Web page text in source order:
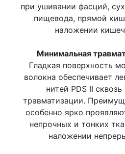
при ушивании фасций,
пищевода, прямой
наложении
Минимальная
Гладкая поверхность
волокна обеспечивает
нитей PDS II
травматизации.
особенно ярко
непрочных и тонких
наложении